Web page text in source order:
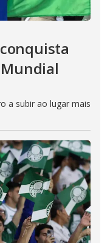
a subir ao lugar mais